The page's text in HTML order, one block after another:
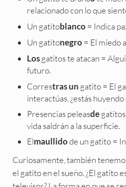
relacionado con lo que
Un gatitoblanco = Indica
Un gatitonegro = El miedo
Los gatitos te atacan =
futuro.
Correstras un gatito = El
interactúas, ¿estás huyendo
Presencias peleasde
vida saldrán a la superficie.
Elmaullidode un gatito =
Curiosamente, también
el gatito en el sueño. ¿El gatito